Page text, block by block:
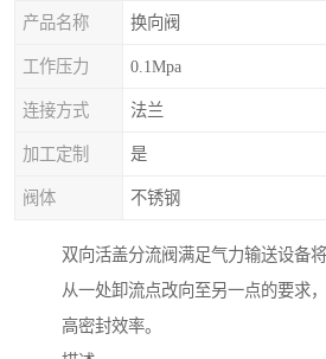
产品名称 换向阀
工作压力 0.1Mpa
连接方式 法兰
加工定制 是
阀体 不锈钢
双向活盖分流阀满足气力输送设备
从一处卸流点改向至另一点的要求
高密封效率。